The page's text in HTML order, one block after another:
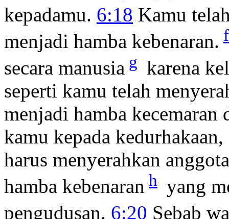
kepadamu. 6:18 Kamu
menjadi hamba kebenaran. f
secara manusia g karena
seperti kamu telah
menjadi hamba kecemaran
kamu kepada
harus menyerahkan
hamba kebenaran h yang
pengudusan. 6:20 Sebab